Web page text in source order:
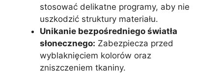
stosować delikatne programy, aby nie
uszkodzić struktury materiału.
Unikanie bezpośredniego światła
słonecznego: Zabezpiecza przed
wyblaknięciem kolorów oraz
zniszczeniem tkaniny.